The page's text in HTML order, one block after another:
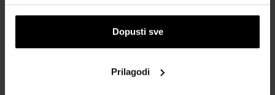
Dopusti sve
Prilagodi
53,00 €